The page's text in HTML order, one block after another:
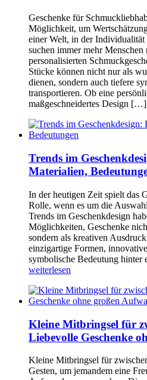
Geschenke für
Möglichkeit, um
einer Welt, in der Individualität
suchen immer mehr Menschen
personalisierten
Stücke können nicht nur als
dienen, sondern auch tiefere
transportieren. Ob eine
maßgeschneidertes Design […]
Trends im
Materialien,
In der heutigen Zeit spielt das
Rolle, wenn es um die
Trends im Geschenkdesign
Möglichkeiten, Geschenke
sondern als kreativen
einzigartige Formen,
symbolische Bedeutung
weiterlesen
Kleine Mitbringsel für
Liebevolle Geschenke
Kleine Mitbringsel für
Gesten, um jemandem eine